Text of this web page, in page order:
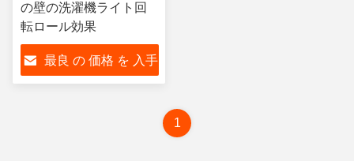
の壁の洗濯機ライト回
転ロール効果
最良 の 価格 を 入手
1